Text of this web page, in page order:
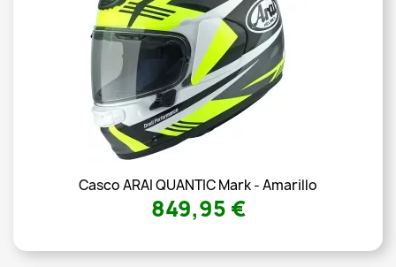
Casco ARAI QUANTIC Mark - Amarillo
849,95 €